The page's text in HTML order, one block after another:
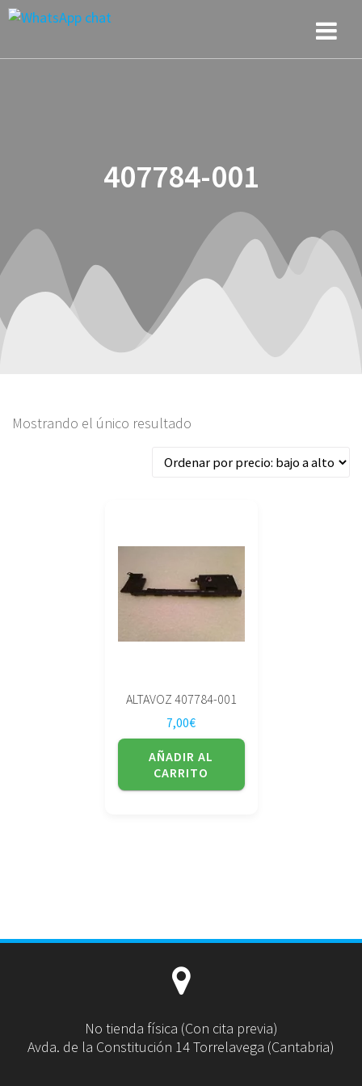
407784-001
Mostrando el único resultado
ALTAVOZ 407784-001
7,00€
AÑADIR AL
CARRITO
No tienda física (Con cita previa)
Avda. de la Constitución 14 Torrelavega (Cantabria)